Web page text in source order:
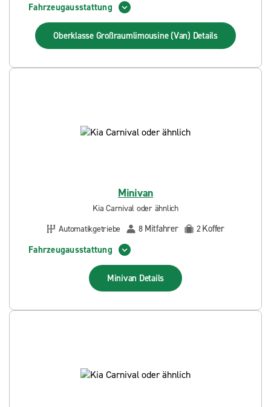
Fahrzeugausstattung
Oberklasse Großraumlimousine (Van) Details
Minivan
Kia Carnival oder ähnlich
Automatikgetriebe
8 Mitfahrer 2Koffer
Fahrzeugausstattung
Minivan Details